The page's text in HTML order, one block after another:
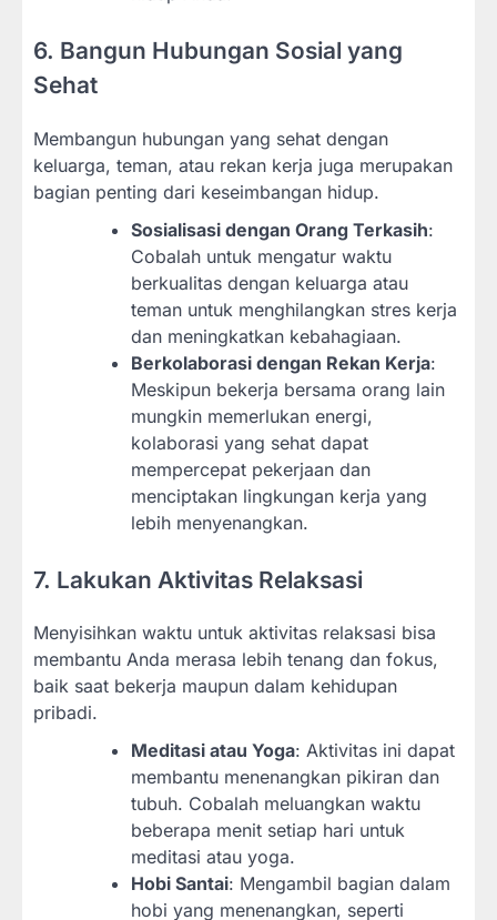
6. Bangun Hubungan Sosial yang
Sehat
Membangun hubungan yang sehat dengan
keluarga, teman, atau rekan kerja juga merupakan
bagian penting dari keseimbangan hidup.
Sosialisasi dengan Orang Terkasih:
Cobalah untuk mengatur waktu
berkualitas dengan keluarga atau
teman untuk menghilangkan stres kerja
dan meningkatkan kebahagiaan.
Berkolaborasi dengan Rekan Kerja:
Meskipun bekerja bersama orang lain
mungkin memerlukan energi,
kolaborasi yang sehat dapat
mempercepat pekerjaan dan
menciptakan lingkungan kerja yang
lebih menyenangkan.
7. Lakukan Aktivitas Relaksasi
Menyisihkan waktu untuk aktivitas relaksasi bisa
membantu Anda merasa lebih tenang dan fokus,
baik saat bekerja maupun dalam kehidupan
pribadi.
Meditasi atau Yoga: Aktivitas ini dapat
membantu menenangkan pikiran dan
tubuh. Cobalah meluangkan waktu
beberapa menit setiap hari untuk
meditasi atau yoga.
Hobi Santai: Mengambil bagian dalam
hobi yang menenangkan, seperti